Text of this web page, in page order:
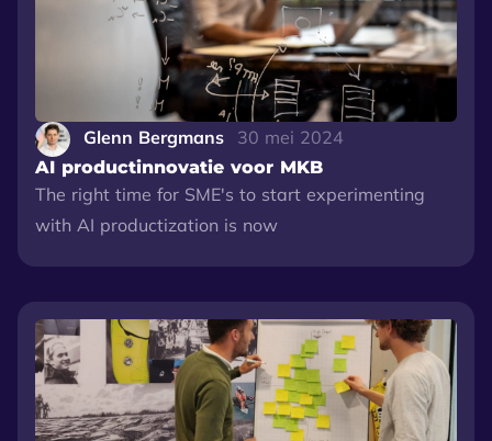
Glenn Bergmans 30 mei 2024
AI productinnovatie voor MKB
The right time for SME's to start experimenting
with AI productization is now